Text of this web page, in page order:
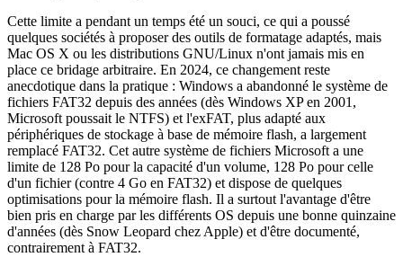
Cette limite a pendant un temps été un souci, ce qui a poussé
quelques sociétés à proposer des outils de formatage adaptés, mais
Mac OS X ou les distributions GNU/Linux n'ont jamais mis en
place ce bridage arbitraire. En 2024, ce changement reste
anecdotique dans la pratique : Windows a abandonné le système de
fichiers FAT32 depuis des années (dès Windows XP en 2001,
Microsoft poussait le NTFS) et l'exFAT, plus adapté aux
périphériques de stockage à base de mémoire flash, a largement
remplacé FAT32. Cet autre système de fichiers Microsoft a une
limite de 128 Po pour la capacité d'un volume, 128 Po pour celle
d'un fichier (contre 4 Go en FAT32) et dispose de quelques
optimisations pour la mémoire flash. Il a surtout l'avantage d'être
bien pris en charge par les différents OS depuis une bonne quinzaine
d'années (dès Snow Leopard chez Apple) et d'être documenté,
contrairement à FAT32.